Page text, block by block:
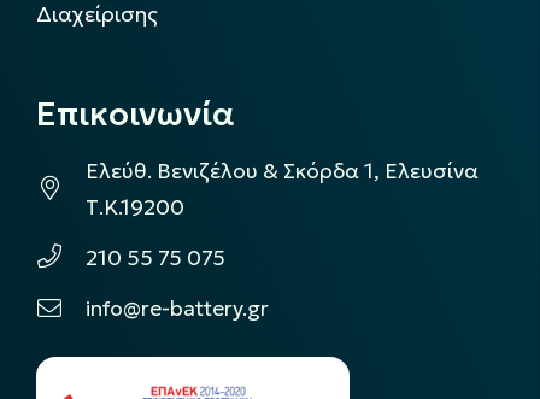
Διαχείρισης
Επικοινωνία
Ελεύθ. Βενιζέλου & Σκόρδα 1, Ελευσίνα
Τ.Κ.19200
210 55 75 075
info@re-battery.gr